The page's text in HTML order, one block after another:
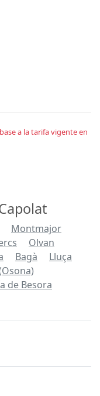
a la tarifa vigente en
Montmajor
Olvan
Bagà
Lluça
de Besora